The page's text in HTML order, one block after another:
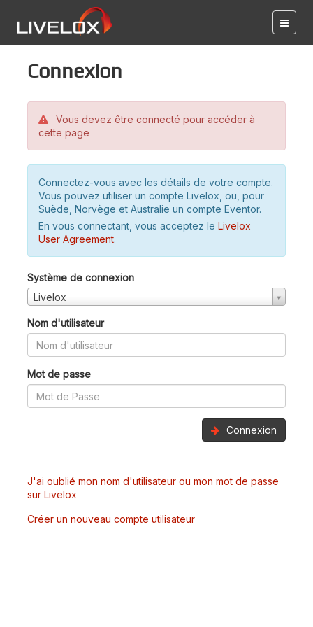
Connexion
Vous devez être connecté pour accéder à
cette page
Connectez-vous avec les détails de votre compte.
Vous pouvez utiliser un compte Livelox, ou, pour
Suède, Norvège et Australie un compte Eventor.
En vous connectant, vous acceptez le Livelox
User Agreement.
Système de connexion
Livelox
Nom d'utilisateur
Mot de passe
Connexion
J'ai oublié mon nom d'utilisateur ou mon mot de passe
sur Livelox
Créer un nouveau compte utilisateur